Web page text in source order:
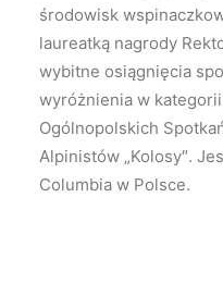
środowisk
laureatką nagrody
wybitne osiągnięcia
wyróżnienia w
Ogólnopolskich
Alpinistów „Kolosy″.
Columbia w Polsce.